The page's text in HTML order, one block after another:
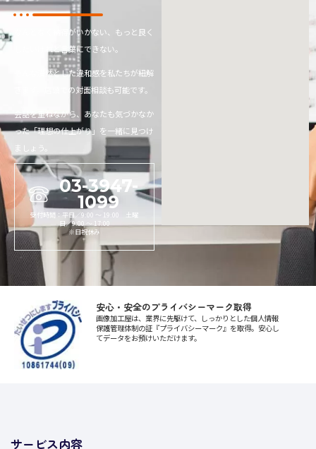
なんとなく納得がいかない、もっと良く
したいけれど言葉にできない。
そんな漠然とした違和感を私たちが紐解
きます。店頭での対面相談も可能です。
会話を重ねながら、あなたも気づかなか
った「理想の仕上がり」を一緒に見つけ
ましょう。
03-3947-
1099
受付時間：平日／9:00 〜 19:00 土曜
日／9:00 〜 17:00
※日祝休み
安心・安全のプライバシーマーク取得
画像加工屋は、業界に先駆けて、しっかりとした個人情報
保護管理体制の証『プライバシーマーク』を取得。安心し
てデータをお預けいただけます。
サービス内容